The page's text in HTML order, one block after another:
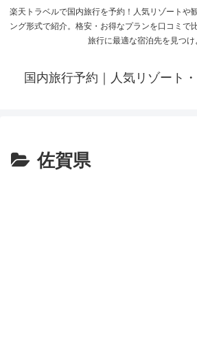
楽天トラベルで国内旅行を予約！人気リゾートや
ング形式で紹介。格安・お得なプランを口コミで
旅行に最適な宿泊先を見つけ
国内旅行予約｜人気リゾート
佐賀県